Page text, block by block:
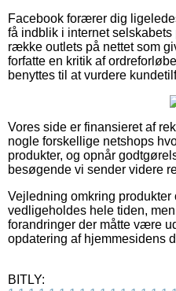
Facebook forærer dig
få indblik i internet
række outlets på nettet som
forfatte en kritik af
benyttes til at vurdere
Vores side er finansieret af
nogle forskellige netshops
produkter, og opnår
besøgende vi sender videre
Vejledning omkring produkter
vedligeholdes hele tiden,
forandringer der måtte være
opdatering af hjemmesidens
BITLY: